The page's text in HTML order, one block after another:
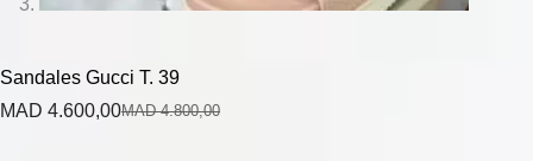
Sandales Gucci T. 39
MAD4.800,00
MAD 4.600,00